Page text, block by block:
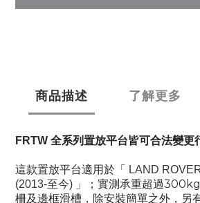
商品描述 了解更多
FRTW 全系列置放平台皆可合法變更
這款置放平台適用於「
LAND
(2013-至今) 」 ；實測承重超過300kg
柵及邊框滑槽，除安裝簡單之外，另